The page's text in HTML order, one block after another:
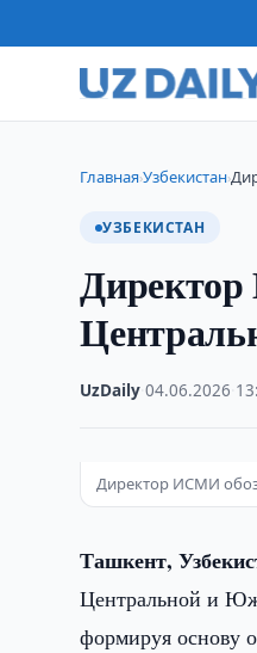
Главная›Узбекистан›
УЗБЕКИСТАН
UzDaily ·04.06.2026
Директор ИСМИ
Ташкент,
Центральной и
формируя основу